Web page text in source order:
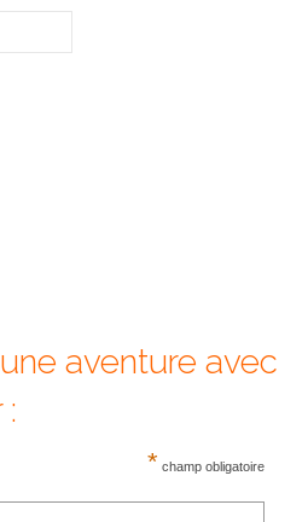
aventure avec
* champ obligatoire